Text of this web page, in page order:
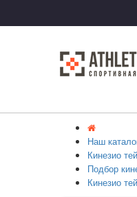
Наш
Кинезио
Подбор
Кинезио